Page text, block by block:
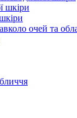
шкіри
очей та